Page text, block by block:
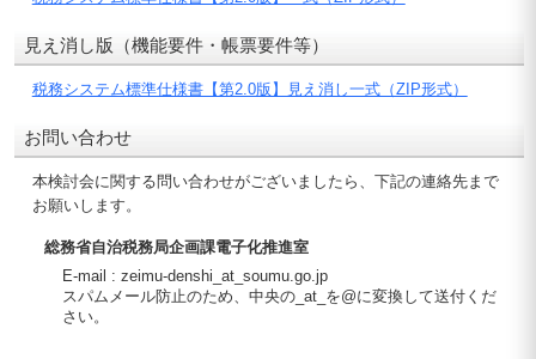
見え消し版（機能要件・帳票要件等）
税務システム標準仕様書【第2.0版】見え消し一式（ZIP形式）
お問い合わせ
本検討会に関する問い合わせがございましたら、下記の連絡先まで
お願いします。
総務省自治税務局企画課電子化推進室
E-mail : zeimu-denshi_at_soumu.go.jp
スパムメール防止のため、中央の_at_を@に変換して送付くだ
さい。